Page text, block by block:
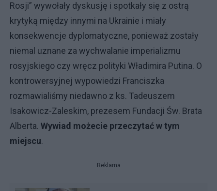
Rosji” wywołały dyskusję i spotkały się z ostrą
krytyką między innymi na Ukrainie i miały
konsekwencje dyplomatyczne, ponieważ zostały
niemal uznane za wychwalanie imperializmu
rosyjskiego czy wręcz polityki Władimira Putina. O
kontrowersyjnej wypowiedzi Franciszka
rozmawialiśmy niedawno z ks. Tadeuszem
Isakowicz-Zaleskim, prezesem Fundacji Św. Brata
Alberta. Wywiad możecie przeczytać w tym
miejscu.
Reklama